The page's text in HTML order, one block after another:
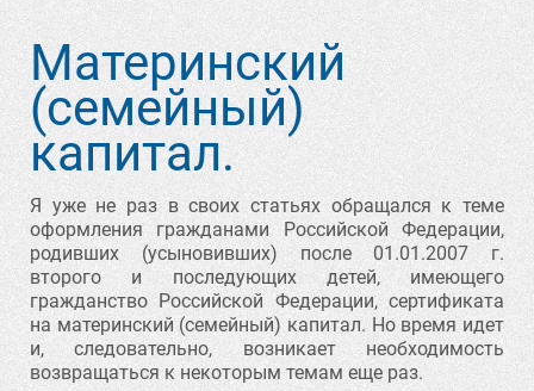
Материнский
(семейный)
капитал.
Я уже не раз в своих статьях обращался к теме
оформления гражданами Российской Федерации,
родивших (усыновивших) после 01.01.2007 г.
второго и последующих детей, имеющего
гражданство Российской Федерации, сертификата
на материнский (семейный) капитал. Но время идет
и, следовательно, возникает необходимость
возвращаться к некоторым темам еще раз.